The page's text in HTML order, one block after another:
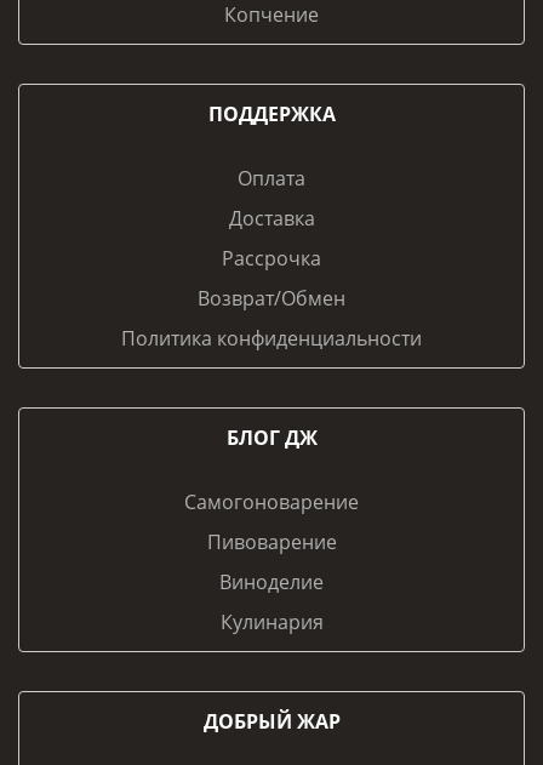
Копчение
ПОДДЕРЖКА
Оплата
Доставка
Рассрочка
Возврат/Обмен
Политика конфиденциальности
БЛОГ ДЖ
Самогоноварение
Пивоварение
Виноделие
Кулинария
ДОБРЫЙ ЖАР